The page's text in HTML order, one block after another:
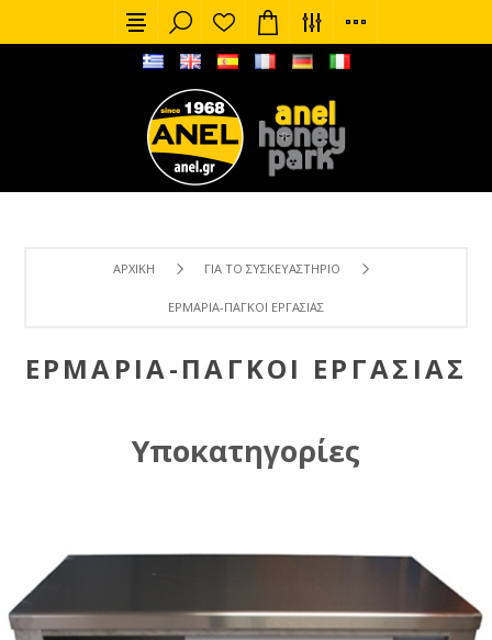
ΑΡΧΙΚΉ ΓΙΑ ΤΟ ΣΥΣΚΕΥΑΣΤΉΡΙΟ
ΕΡΜΆΡΙΑ-ΠΆΓΚΟΙ ΕΡΓΑΣΊΑΣ
ΕΡΜΆΡΙΑ-ΠΆΓΚΟΙ ΕΡΓΑΣΊΑΣ
Υποκατηγορίες